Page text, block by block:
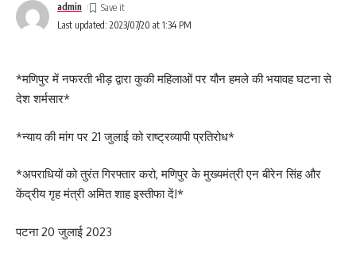
Last updated: 2023/07/20 at 1:34 PM
admin
*मणिपुर में नफरती भीड़ द्वारा कुकी महिलाओं पर यौन हमले की भयावह घटना से
देश शर्मसार*
*न्याय की मांग पर 21 जुलाई को राष्ट्रव्यापी प्रतिरोध*
*अपराधियों को तुरंत गिरफ्तार करो, मणिपुर के मुख्यमंत्री एन बीरेन सिंह और
केंद्रीय गृह मंत्री अमित शाह इस्तीफा दें!*
पटना 20 जुलाई 2023